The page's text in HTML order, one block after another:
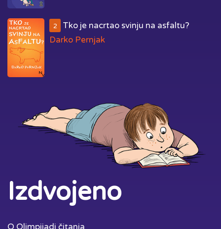
2
Tko je nacrtao svinju na asfaltu?
Darko Pernjak
Izdvojeno
O Olimpijadi čitanja